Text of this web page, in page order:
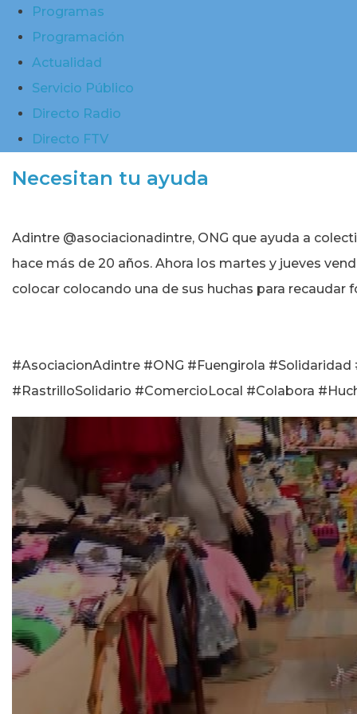
Programas
Programación
Actualidad
Servicio Público
Directo Radio
Directo FTV
Necesitan tu ayuda
Adintre @asociacionadintre, ONG que ayuda a
hace más de 20 años. Ahora los martes y jueves
colocar colocando una de sus huchas para recaudar
#AsociacionAdintre #ONG #Fuengirola
#RastrilloSolidario #ComercioLocal #Colabora